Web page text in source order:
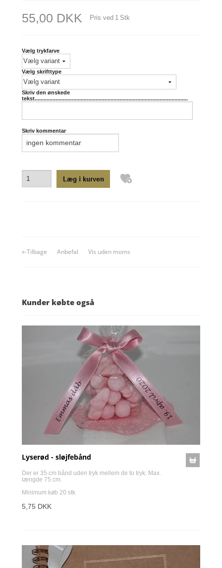
55,00 DKK Pris ved 1 Stk
Vælg trykfarve
Vælg skrifttype
Skriv den ønskede
tekst.......................................................................................................
Skriv kommentar
«-Tilbage Anbefal Vis uden moms
Kunder købte også
Lyserød - sløjfebånd
Der er 35 cm bånd uden tryk mellem de to tryk. Max.
længde 75 cm.
Minimum køb 20 stk
5,75 DKK